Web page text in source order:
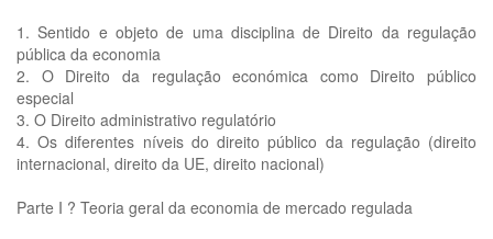
1. Sentido e objeto de uma disciplina de Direito da regulação
pública da economia
2. O Direito da regulação económica como Direito público
especial
3. O Direito administrativo regulatório
4. Os diferentes níveis do direito público da regulação (direito
internacional, direito da UE, direito nacional)
Parte I ? Teoria geral da economia de mercado regulada